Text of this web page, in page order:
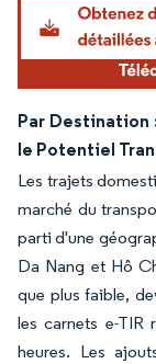
Par Destination
le Potentiel
Les trajets
marché du
parti d'une
Da Nang et Hô
que plus faible,
les carnets e-TIR
heures. Les